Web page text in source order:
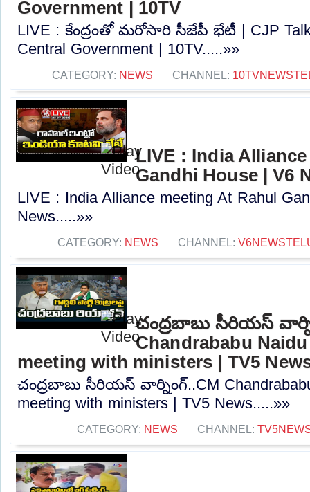
Government | 10TV
LIVE : కేంద్రంతో మరోసారి సీజేపీ భేటీ | CJP
Central Government | 10TV.....»»
CATEGORY: NEWS CHANNEL:
LIVE : India
Gandhi House | V6
LIVE : India Alliance meeting At Rahul
News.....»»
CATEGORY: NEWS CHANNEL:
చంద్రబాబు సీరియస్
Chandrababu
meeting with ministers | TV5
చంద్రబాబు సీరియస్ వార్నింగ్..CM
meeting with ministers | TV5 News.....»»
CATEGORY: NEWS CHANNEL: